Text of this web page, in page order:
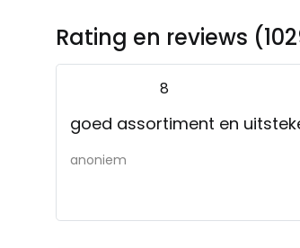
Rating en reviews
8
goed assortiment en
anoniem